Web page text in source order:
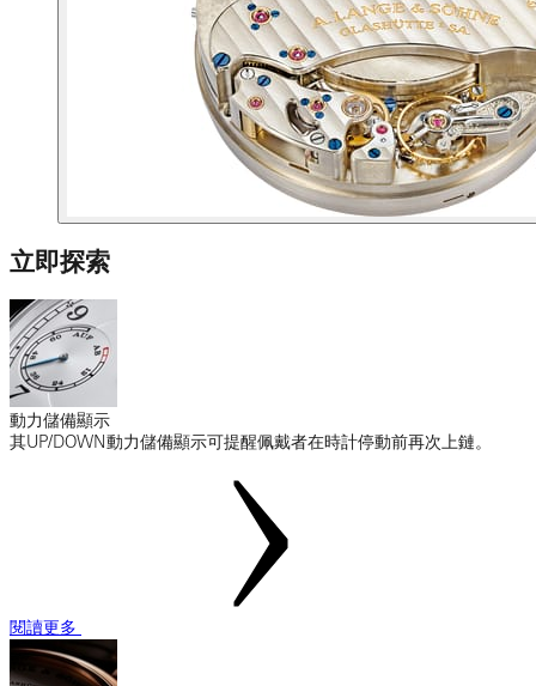
立即探索
動力儲備顯示
其UP/DOWN動力儲備顯示可提醒佩戴者在時計停動前再次上鏈。
閱讀更多